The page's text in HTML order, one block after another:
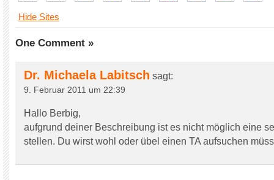
Hide Sites
One Comment »
Dr. Michaela Labitsch sagt:
9. Februar 2011 um 22:39
Hallo Berbig,
aufgrund deiner Beschreibung ist es nicht möglich eine
stellen. Du wirst wohl oder übel einen TA aufsuchen